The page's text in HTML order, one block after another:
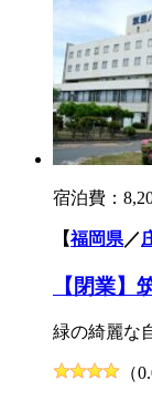
宿泊費：
【福岡県／
【閉業】
緑の綺麗な
（